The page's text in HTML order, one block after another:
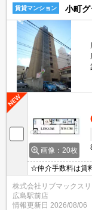
賃貸マンション 小町
画像：20枚
☆仲介手数料は賃
無料☆２口コンロ
でセキュリティー
ーパーやコンビニ
株式会社リブマックス
広島駅前店
情報更新日 2026/08/06